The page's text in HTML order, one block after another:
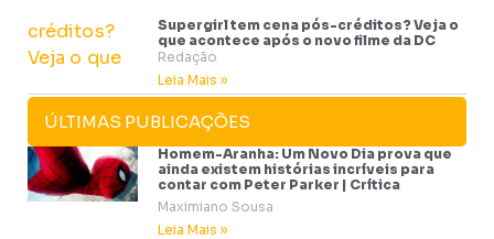
Supergirl tem cena pós-créditos? Veja o
que acontece após o novo filme da DC
Redação
Leia Mais »
ÚLTIMAS PUBLICAÇÕES
Homem-Aranha: Um Novo Dia prova que
ainda existem histórias incríveis para
contar com Peter Parker | Crítica
Maximiano Sousa
Leia Mais »